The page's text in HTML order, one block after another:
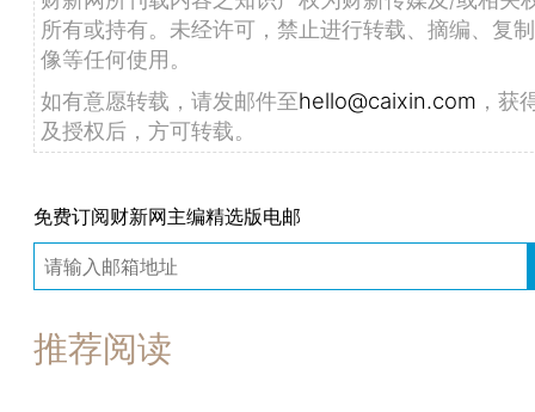
所有或持有。未经许可，禁止进行转载、摘编、复
像等任何使用。
如有意愿转载，请发邮件至hello@caixin.com ，获
及授权后，方可转载。
免费订阅财新网主编精选版电邮
推荐阅读